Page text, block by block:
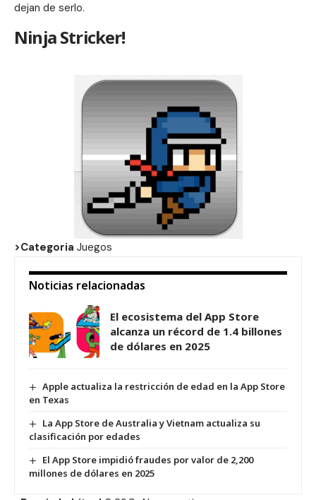
dejan de serlo.
Ninja Stricker!
>Categoria Juegos
Noticias relacionadas
El ecosistema del App Store
alcanza un récord de 1.4 billones
de dólares en 2025
Apple actualiza la restricción de edad en la App Store
en Texas
La App Store de Australia y Vietnam actualiza su
clasificación por edades
El App Store impidió fraudes por valor de 2,200
millones de dólares en 2025